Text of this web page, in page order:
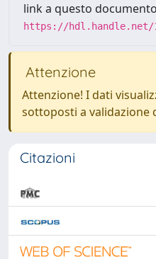
link a questo
https://hdl.handle.net/
Attenzione
Attenzione! I dati
sottoposti a validazione
Citazioni